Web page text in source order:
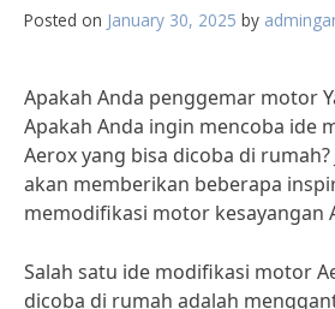
Posted on January 30, 2025 by
Apakah Anda penggemar motor
Apakah Anda ingin mencoba ide
Aerox yang bisa dicoba di rumah?
akan memberikan beberapa
memodifikasi motor kesayangan
Salah satu ide modifikasi motor
dicoba di rumah adalah